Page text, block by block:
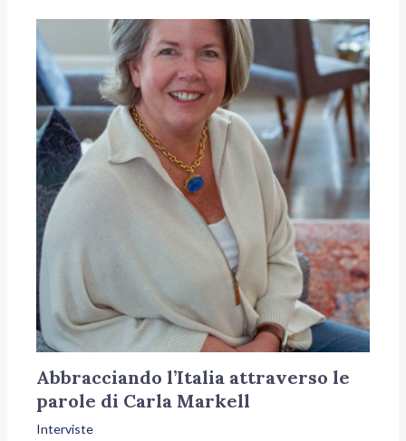
Abbracciando l’Italia attraverso le
parole di Carla Markell
Interviste